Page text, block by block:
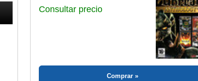
Consultar precio
Comprar